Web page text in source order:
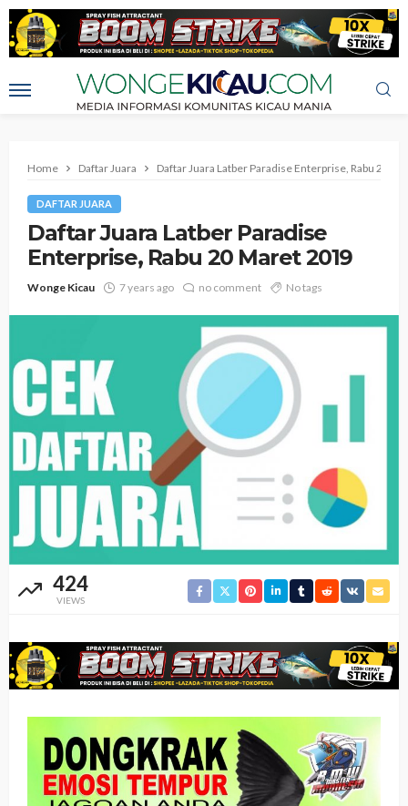
Home Daftar Juara Daftar Juara Latber Paradise Enterprise, Rabu 20
DAFTAR JUARA
Daftar Juara Latber Paradise
Enterprise, Rabu 20 Maret 2019
Wonge Kicau 7 years ago no comment No tags
424
VIEWS